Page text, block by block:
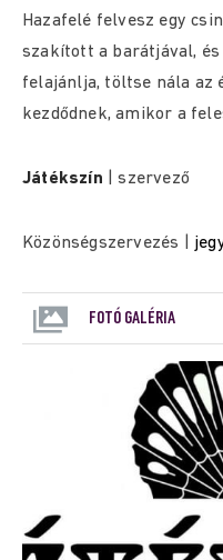
Hazafelé felvesz egy
szakított a barátjával,
felajánlja, töltse nála az
kezdődnek, amikor a
Játékszín | szervező
Közönségszervezés |
FOTÓ GALÉRIA